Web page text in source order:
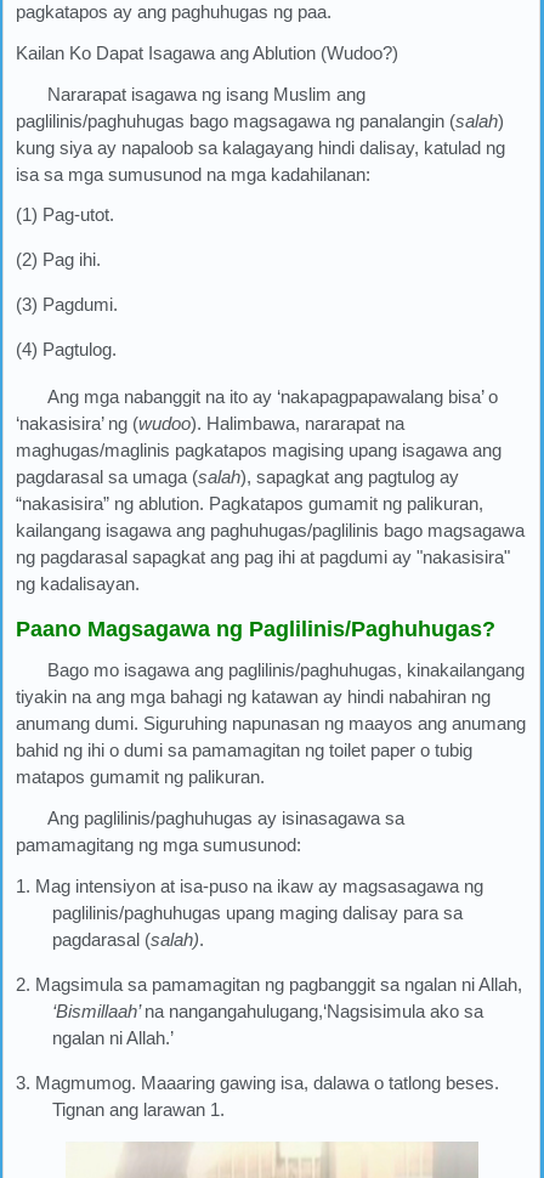
pagkatapos ay ang paghuhugas ng paa.
Kailan Ko Dapat Isagawa ang Ablution (Wudoo?)
Nararapat isagawa ng isang Muslim ang
paglilinis/paghuhugas bago magsagawa ng panalangin (salah)
kung siya ay napaloob sa kalagayang hindi dalisay, katulad ng
isa sa mga sumusunod na mga kadahilanan:
(1) Pag-utot.
(2) Pag ihi.
(3) Pagdumi.
(4) Pagtulog.
Ang mga nabanggit na ito ay ‘nakapagpapawalang bisa’ o
‘nakasisira’ ng (wudoo). Halimbawa, nararapat na
maghugas/maglinis pagkatapos magising upang isagawa ang
pagdarasal sa umaga (salah), sapagkat ang pagtulog ay
“nakasisira” ng ablution. Pagkatapos gumamit ng palikuran,
kailangang isagawa ang paghuhugas/paglilinis bago magsagawa
ng pagdarasal sapagkat ang pag ihi at pagdumi ay "nakasisira"
ng kadalisayan.
Paano Magsagawa ng Paglilinis/Paghuhugas?
Bago mo isagawa ang paglilinis/paghuhugas, kinakailangang
tiyakin na ang mga bahagi ng katawan ay hindi nabahiran ng
anumang dumi. Siguruhing napunasan ng maayos ang anumang
bahid ng ihi o dumi sa pamamagitan ng toilet paper o tubig
matapos gumamit ng palikuran.
Ang paglilinis/paghuhugas ay isinasagawa sa
pamamagitang ng mga sumusunod:
1. Mag intensiyon at isa-puso na ikaw ay magsasagawa ng
paglilinis/paghuhugas upang maging dalisay para sa
pagdarasal (salah).
2. Magsimula sa pamamagitan ng pagbanggit sa ngalan ni Allah,
‘Bismillaah’na nangangahulugang,‘Nagsisimula ako sa
ngalan ni Allah.’
3. Magmumog. Maaaring gawing isa, dalawa o tatlong beses.
Tignan ang larawan 1.